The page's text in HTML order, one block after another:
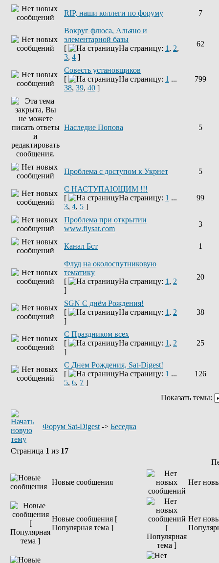
RIP, наши коллеги по форуму 7
Вокруг флюса, Альяно и
элементарной базы
[
На страницу: 1 , 2,
3, 4 ]
62
Совесть установщиков
[
На страницу: 1 ...
38, 39, 40 ]
799
Наследие Попова 5
Проблема с доступом к Укрнет 5
С НАСТУПАЮЩИМ !!!
[
На страницу: 1 ...
3, 4, 5 ]
99
Проблема при открытии
www.flysat.com
3
Канал Бст 1
Флуд на околоспутниковую
тематику
[
На страницу: 1 , 2
]
20
SGN C днём Рождения!
[
На страницу: 1 , 2
]
38
С Праздником всех
[
На страницу: 1 , 2
]
25
С Днем Рождения, Sat-Digest!
[
На страницу: 1 ...
5, 6, 7 ]
126
Показать темы:
Форум Sat-Digest -> Беседка
Страница 1 из 17
Новые сообщения Нет
Новые сообщения [
Популярная тема ]
Нет